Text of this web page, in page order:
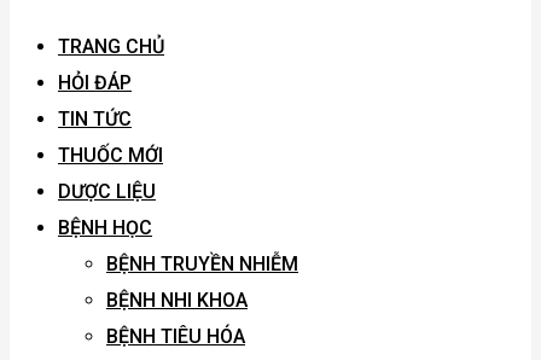
TRANG CHỦ
HỎI ĐÁP
TIN TỨC
THUỐC MỚI
DƯỢC LIỆU
BỆNH HỌC
BỆNH TRUYỀN NHIỄM
BỆNH NHI KHOA
BỆNH TIÊU HÓA